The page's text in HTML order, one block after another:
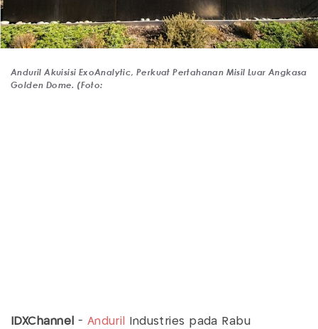
Anduril Akuisisi ExoAnalytic, Perkuat Pertahanan Misil Luar Angkasa
Golden Dome. (Foto:
IDXChannel - Anduril
Industries pada Rabu